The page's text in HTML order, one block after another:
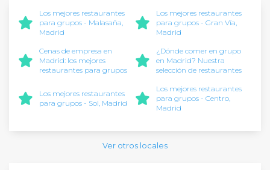
Los mejores restaurantes
para grupos - Malasaña,
Madrid
Los mejores restaurantes
para grupos - Gran Vía,
Madrid
Cenas de empresa en
Madrid: los mejores
restaurantes para grupos
¿Dónde comer en grupo
en Madrid? Nuestra
selección de restaurantes
Los mejores restaurantes
para grupos - Sol, Madrid
Los mejores restaurantes
para grupos - Centro,
Madrid
Ver otros locales